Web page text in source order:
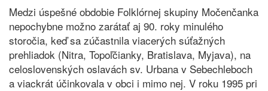
Medzi úspešné obdobie Folklórnej skupiny Močenčanka
nepochybne možno zarátať aj 90. roky minulého
storočia, keď sa zúčastnila viacerých súťažných
prehliadok (Nitra, Topoľčianky, Bratislava, Myjava), na
celoslovenských oslavách sv. Urbana v Sebechleboch
a viackrát účinkovala v obci i mimo nej. V roku 1995 pri